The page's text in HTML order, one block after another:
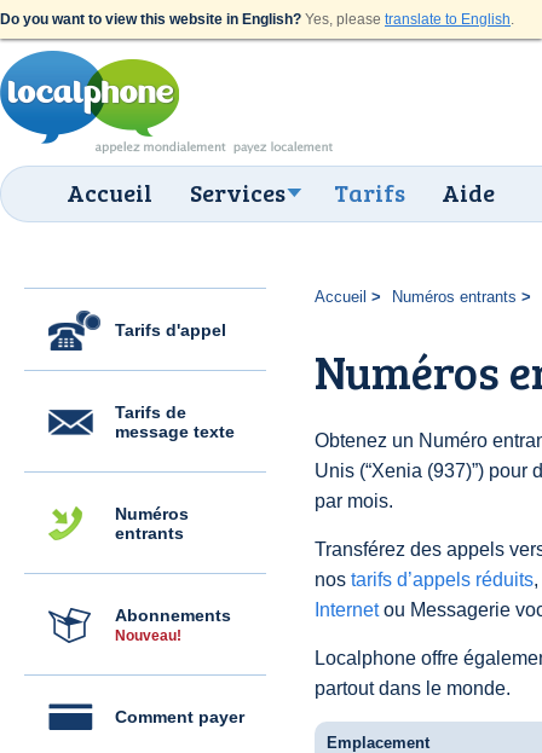
Do you want to view this website in English? Yes, please translate to English.
Accueil Services Tarifs Aide
Tarifs d'appel
Tarifs de
message texte
Numéros
entrants
Abonnements
Nouveau!
Comment payer
Accueil Numéros entrants
Numéros
Obtenez un Numéro
Unis (“Xenia (937)”) pour
par mois.
Transférez des appels
nos tarifs d’appels réduits
Internetou Messagerie
Localphone offre
partout dans le monde.
Emplacement